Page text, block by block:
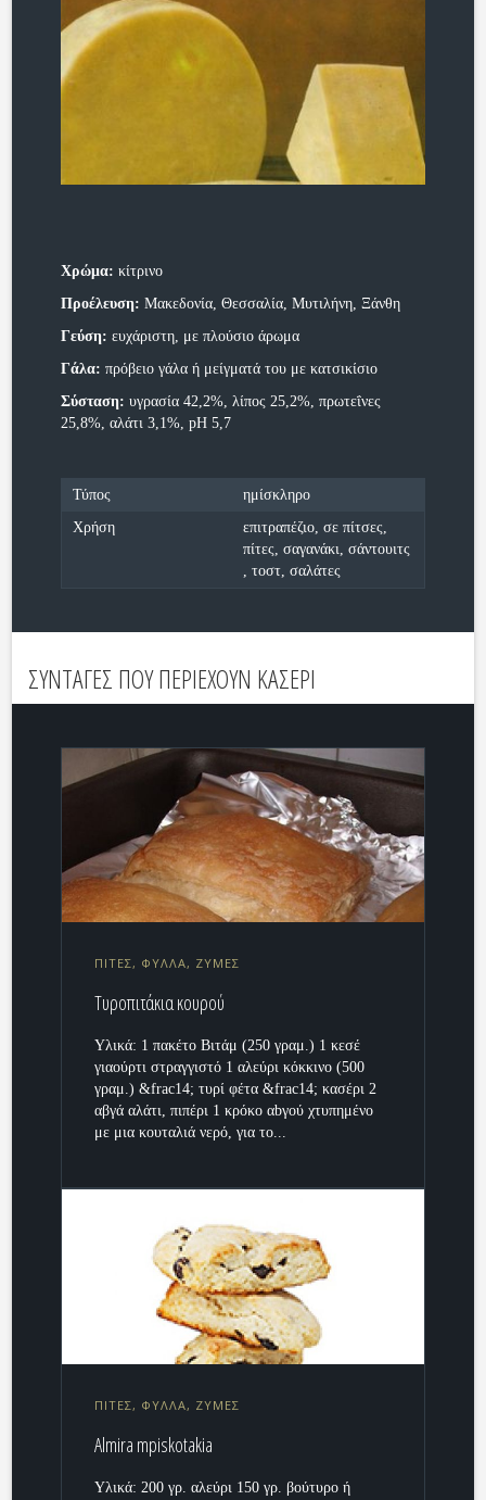
Χρώμα:κίτρινο
Προέλευση:Μακεδονία, Θεσσαλία, Μυτιλήνη, Ξάνθη
Γεύση:ευχάριστη, με πλούσιο άρωμα
Γάλα:πρόβειο γάλα ή μείγματά του με κατσικίσιο
Σύσταση:υγρασία 42,2%, λίπος 25,2%, πρωτεΐνες
25,8%, αλάτι 3,1%, pH 5,7
Τύπος
ημίσκληρο
Χρήση
επιτραπέζιο, σε πίτσες,
πίτες, σαγανάκι, σάντουιτς
, τοστ, σαλάτες
ΣΥΝΤΑΓΕΣ ΠΟΥ ΠΕΡΙΕΧΟΥΝ ΚΑΣΕΡΙ
ΠΙΤΕΣ, ΦΥΛΛΑ, ΖΥΜΕΣ
Τυροπιτάκια κουρού
Υλικά: 1 πακέτο Βιτάμ (250 γραμ.) 1 κεσέ
γιαούρτι στραγγιστό 1 αλεύρι κόκκινο (500
γραμ.) &frac14; τυρί φέτα &frac14; κασέρι 2
αβγά αλάτι, πιπέρι 1 κρόκο αbγού χτυπημένο
με μια κουταλιά νερό, για το...
ΠΙΤΕΣ, ΦΥΛΛΑ, ΖΥΜΕΣ
Almira mpiskotakia
Υλικά: 200 γρ. αλεύρι 150 γρ. βούτυρο ή